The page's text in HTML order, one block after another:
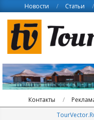
content
Новости Статьи
Контакты